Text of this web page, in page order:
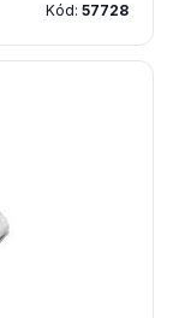
Kód: 57728